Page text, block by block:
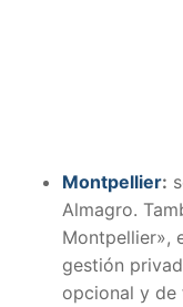
Montpellier:
Almagro.
Montpellier»,
gestión
opcional y de